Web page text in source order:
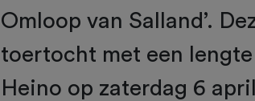
Omloop van Salland’.
toertocht met een
Heino op zaterdag 6